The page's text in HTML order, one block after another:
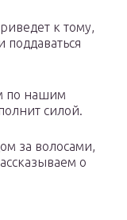
к тому,
поддаваться
по нашим
силой.
за волосами,
о